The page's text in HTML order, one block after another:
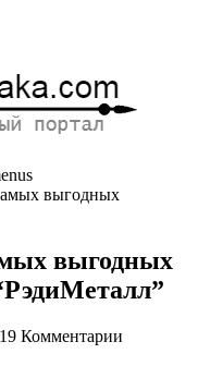
выгодных
выгодных
Комментарии